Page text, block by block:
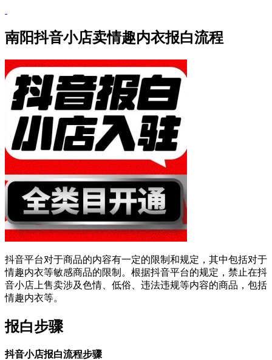
南阳抖音小店卖情趣内衣报白流程
抖音平台对于商品的内容有一定的限制和规定，其中包括对于
情趣内衣等敏感商品的限制。根据抖音平台的规定，禁止在抖
音小店上售卖涉及色情、低俗、违法违规等内容的商品，包括
情趣内衣等。
报白步骤
抖音小店报白流程步骤